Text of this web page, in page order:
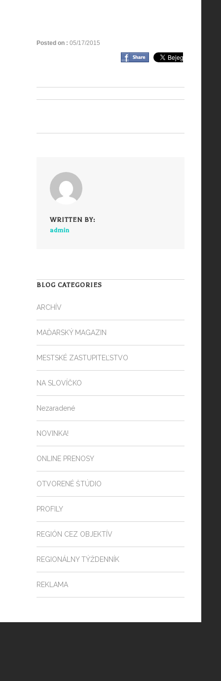
Posted on : 05/17/2015
WRITTEN BY:
admin
BLOG CATEGORIES
ARCHÍV
MAĎARSKÝ MAGAZIN
MESTSKÉ ZASTUPITEĽSTVO
NA SLOVÍČKO
Nezaradené
NOVINKA!
ONLINE PRENOSY
OTVORENÉ ŠTÚDIO
PROFILY
REGIÓN CEZ OBJEKTÍV
REGIONÁLNY TÝŽDENNÍK
REKLAMA